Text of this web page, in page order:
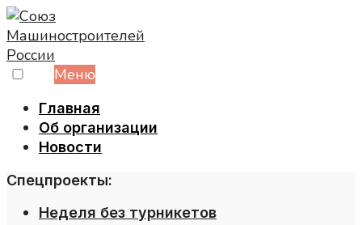
Skip
to
content
Меню
Главная
Об организации
Новости
Спецпроекты:
Неделя без турникетов